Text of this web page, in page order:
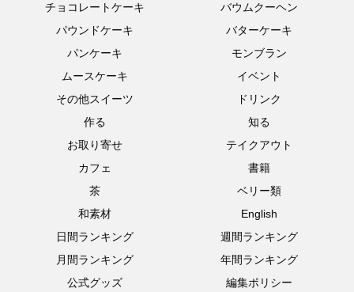
チョコレートケーキ
バウムクーヘン
パウンドケーキ
バターケーキ
パンケーキ
モンブラン
ムースケーキ
イベント
その他スイーツ
ドリンク
作る
知る
お取り寄せ
テイクアウト
カフェ
書籍
茶
ベリー類
和素材
English
日間ランキング
週間ランキング
月間ランキング
年間ランキング
公式グッズ
編集ポリシー